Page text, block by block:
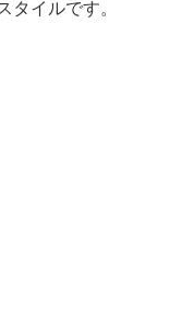
タイルです。